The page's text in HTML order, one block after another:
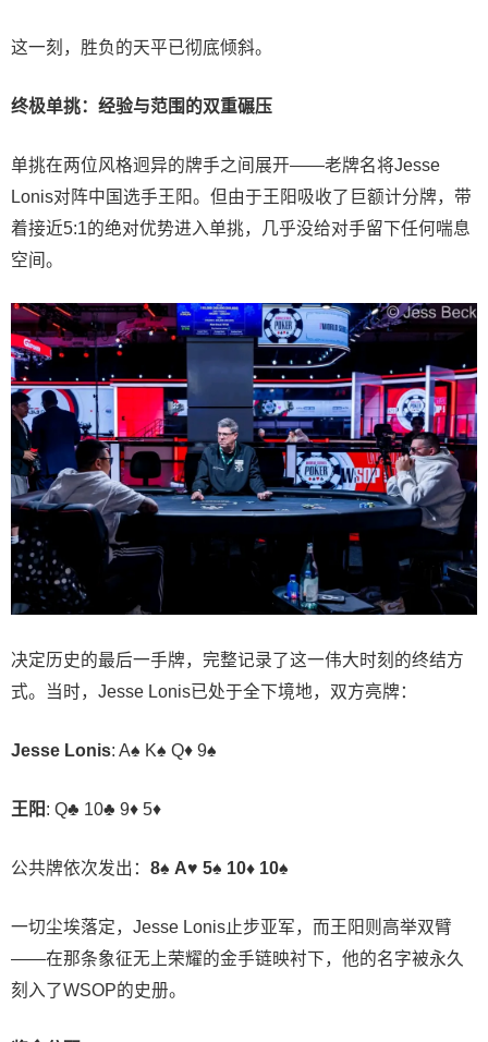
这一刻，胜负的天平已彻底倾斜。
终极单挑：经验与范围的双重碾压
单挑在两位风格迥异的牌手之间展开——老牌名将Jesse
Lonis对阵中国选手王阳。但由于王阳吸收了巨额计分牌，带
着接近5:1的绝对优势进入单挑，几乎没给对手留下任何喘息
空间。
决定历史的最后一手牌，完整记录了这一伟大时刻的终结方
式。当时，Jesse Lonis已处于全下境地，双方亮牌：
Jesse Lonis: A♠ K♠ Q♦ 9♠
王阳 : Q♣ 10♣ 9♦ 5♦
公共牌依次发出： 8♠ A♥ 5♠ 10♦ 10♠
一切尘埃落定，Jesse Lonis止步亚军，而王阳则高举双臂
——在那条象征无上荣耀的金手链映衬下，他的名字被永久
刻入了WSOP的史册。